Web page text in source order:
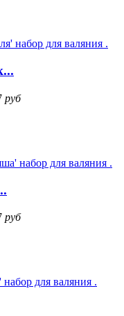
руб
руб